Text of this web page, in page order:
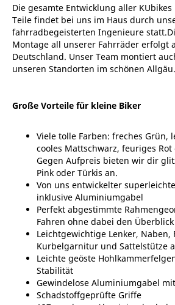
Die gesamte Entwicklung aller
Teile findet bei uns im Haus durch
fahrradbegeisterten Ingenieure
Montage all unserer Fahrräder erfolgt
Deutschland. Unser Team montiert
unseren Standorten im schönen Allgäu.
Große Vorteile für kleine Biker
Viele tolle Farben: freches Grün,
cooles Mattschwarz, feuriges
Gegen Aufpreis bieten wir dir
Pink oder Türkis an.
Von uns entwickelter
inklusive Aluminiumgabel
Perfekt abgestimmte
Fahren ohne dabei den
Leichtgewichtige Lenker, Naben,
Kurbelgarnitur und Sattelstütze
Leichte geöste
Stabilität
Gewindelose Aluminiumgabel
Schadstoffgeprüfte Griffe